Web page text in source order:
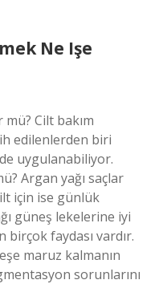
Ne Işe
Cilt bakım
edilenlerden biri
uygulanabiliyor.
Argan yağı saçlar
için ise günlük
güneş lekelerine iyi
birçok faydası vardır.
maruz kalmanın
sorunlarını